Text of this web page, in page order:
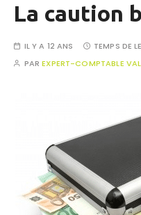
La caution
IL Y A 12 ANS TEMPS DE
PAREXPERT-COMPTABLE